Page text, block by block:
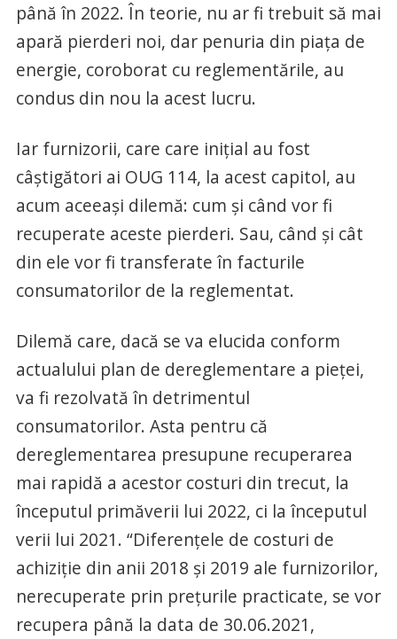
până în 2022. În teorie, nu ar fi trebuit să mai
apară pierderi noi, dar penuria din piaţa de
energie, coroborat cu reglementările, au
condus din nou la acest lucru.
Iar furnizorii, care care iniţial au fost
câştigători ai OUG 114, la acest capitol, au
acum aceeaşi dilemă: cum şi când vor fi
recuperate aceste pierderi. Sau, când şi cât
din ele vor fi transferate în facturile
consumatorilor de la reglementat.
Dilemă care, dacă se va elucida conform
actualului plan de dereglementare a pieţei,
va fi rezolvată în detrimentul
consumatorilor. Asta pentru că
dereglementarea presupune recuperarea
mai rapidă a acestor costuri din trecut, la
începutul primăverii lui 2022, ci la începutul
verii lui 2021. “Diferenţele de costuri de
achiziţie din anii 2018 şi 2019 ale furnizorilor,
nerecuperate prin preţurile practicate, se vor
recupera până la data de 30.06.2021,